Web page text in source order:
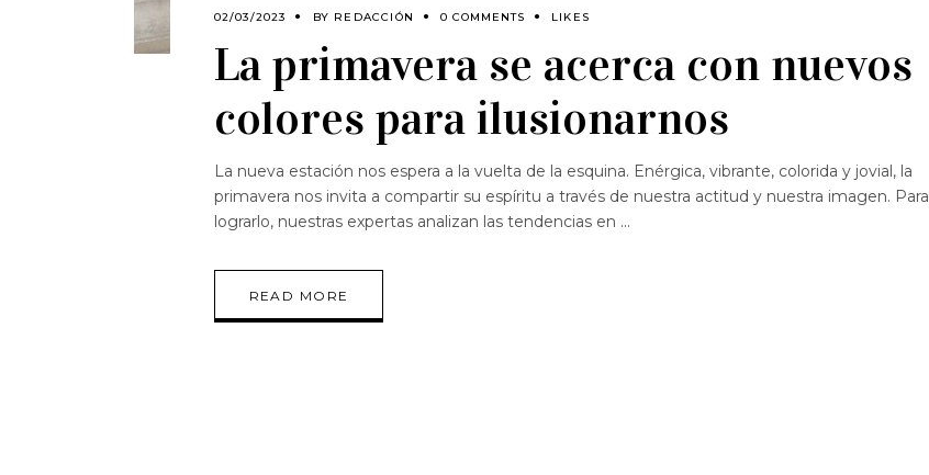
02/03/2023 BY REDACCIÓN 0 COMMENTS LIKES
La primavera se acerca con nuevos
colores para ilusionarnos
La nueva estación nos espera a la vuelta de la esquina. Enérgica, vibrante, colorida y jovial, la
primavera nos invita a compartir su espíritu a través de nuestra actitud y nuestra imagen. Para
lograrlo, nuestras expertas analizan las tendencias en
READ MORE